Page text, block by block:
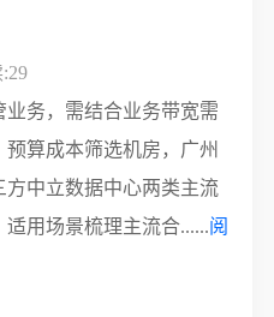
务，需结合业务带宽需
算成本筛选机房，广州
中立数据中心两类主流
用场景梳理主流合......阅